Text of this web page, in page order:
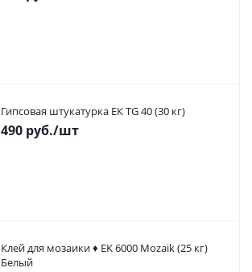
Гипсовая штукатурка ЕК TG 40 (30 кг)
490 руб./шт
Клей для мозаики ♦ EK 6000 Mozaik (25 кг)
Белый